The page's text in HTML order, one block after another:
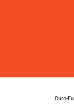
Duro-